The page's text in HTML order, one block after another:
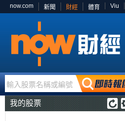
now.com 新聞 財經 體育 Viu
輸入股票名稱或編號
我的股票